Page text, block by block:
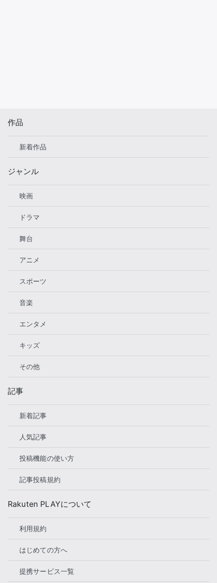
作品
新着作品
ジャンル
映画
ドラマ
舞台
アニメ
スポーツ
音楽
エンタメ
キッズ
その他
記事
新着記事
人気記事
投稿機能の使い方
記事投稿規約
Rakuten PLAYについて
利用規約
はじめての方へ
提携サービス一覧